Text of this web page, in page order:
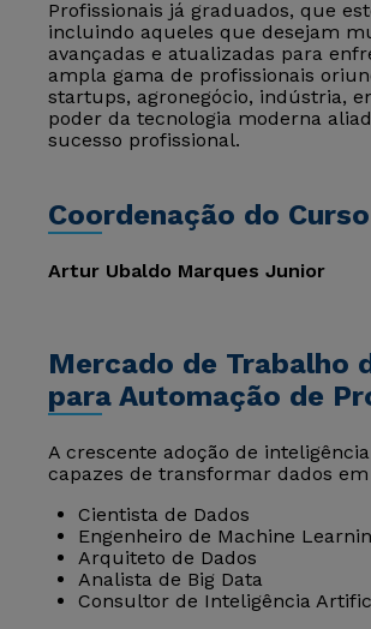
Profissionais já graduados, que
incluindo aqueles que desejam
avançadas e atualizadas para
ampla gama de profissionais
startups, agronegócio, indústria,
poder da tecnologia moderna
sucesso profissional.
Coordenação do Curso
Artur Ubaldo Marques Junior
Mercado de Trabalho
para Automação de
A crescente adoção de
capazes de transformar dados
Cientista de Dados
Engenheiro de Machine
Arquiteto de Dados
Analista de Big Data
Consultor de Inteligência